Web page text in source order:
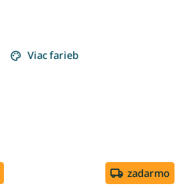
Viac farieb
zadarmo